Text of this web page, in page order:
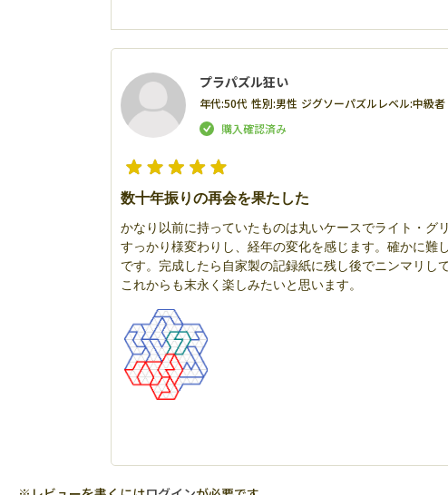
プラパズル狂い
年代:50代 性別:男性 ジグソーパズルレベル:中級者
数十年振りの再会を果たした
かなり以前に持っていたものは丸いケースでライト・グ
すっかり様変わりし、経年の変化を感じます。確かに
です。完成したら自家製の記録紙に残し後でニンマリし
これからも末永く楽しみたいと思います。